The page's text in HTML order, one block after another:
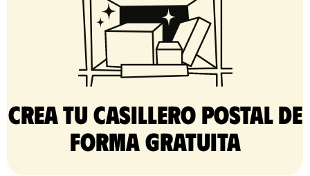
Crea tu casillero postal de
forma gratuita​